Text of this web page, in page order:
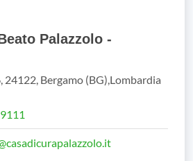
Palazzolo -
24122, Bergamo (BG),Lombardia